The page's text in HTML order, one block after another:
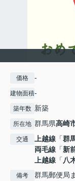
価格 -
建物面積-
築年数 新築
所在地 群馬県高崎
交通 上越線 「群
両毛線 「新
上越線 「八
備考
群馬郵便局